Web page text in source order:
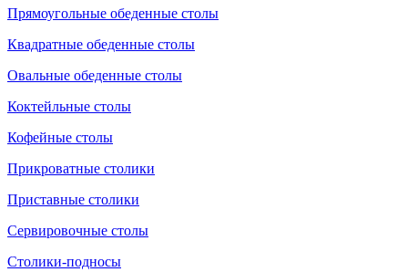
Прямоугольные обеденные столы
Квадратные обеденные столы
Овальные обеденные столы
Коктейльные столы
Кофейные столы
Прикроватные столики
Приставные столики
Сервировочные столы
Столики-подносы